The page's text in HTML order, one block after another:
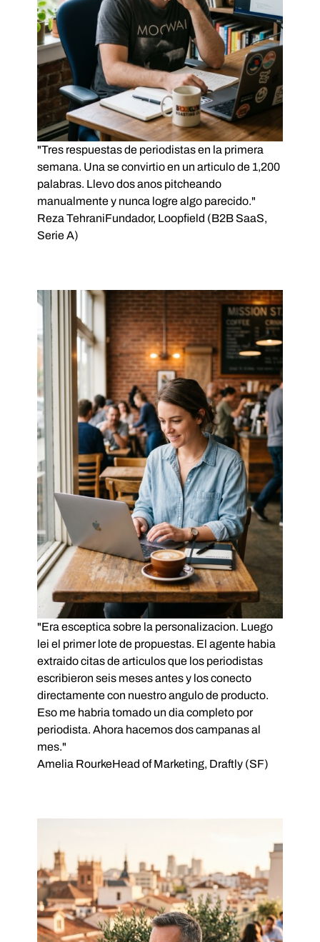
"Tres respuestas de periodistas en la primera
semana. Una se convirtio en un articulo de 1,200
palabras. Llevo dos anos pitcheando
manualmente y nunca logre algo parecido."
Reza TehraniFundador, Loopfield (B2B SaaS,
Serie A)
"Era esceptica sobre la personalizacion. Luego
lei el primer lote de propuestas. El agente habia
extraido citas de articulos que los periodistas
escribieron seis meses antes y los conecto
directamente con nuestro angulo de producto.
Eso me habria tomado un dia completo por
periodista. Ahora hacemos dos campanas al
mes."
Amelia RourkeHead of Marketing, Draftly (SF)